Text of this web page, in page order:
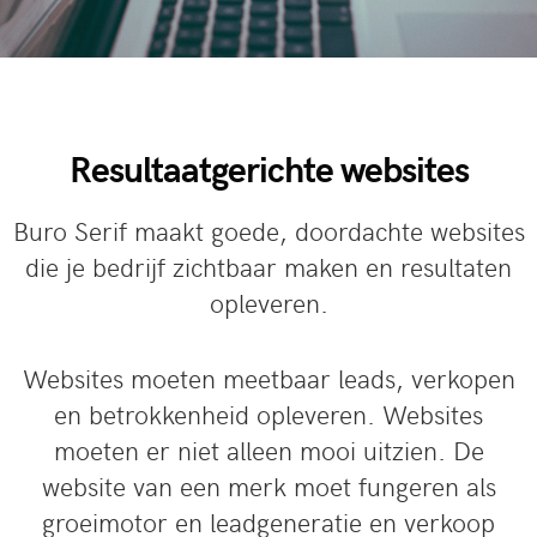
Resultaatgerichte websites
Buro Serif maakt goede, doordachte websites
die je bedrijf zichtbaar maken en resultaten
opleveren.
Websites moeten meetbaar leads, verkopen
en betrokkenheid opleveren. Websites
moeten er niet alleen mooi uitzien. De
website van een merk moet fungeren als
groeimotor en leadgeneratie en verkoop